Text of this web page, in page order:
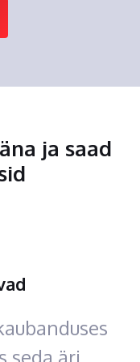
ja saad
seda äri